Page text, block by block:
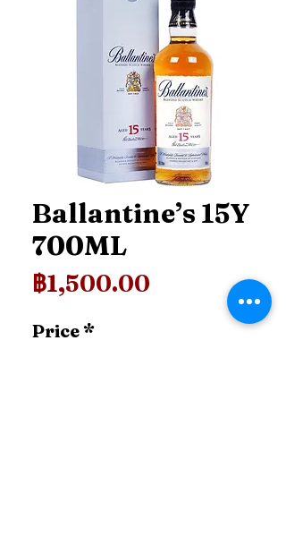
Ballantine’s 15Y
700ML
฿1,500.00
Price *